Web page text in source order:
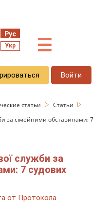
Рус
Укр ☰
Войти
статьи
Статьи
за сімейними обставинами: 7
служби за
7 судових
от Протокола